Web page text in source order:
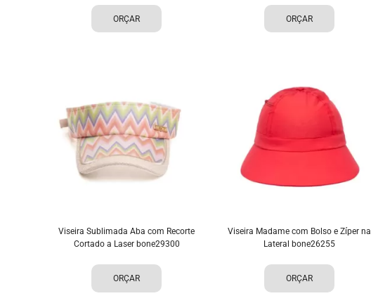
ORÇAR ORÇAR
Viseira Sublimada Aba com Recorte
Cortado a Laser bone29300
ORÇAR
Viseira Madame com Bolso e Zíper na
Lateral bone26255
ORÇAR